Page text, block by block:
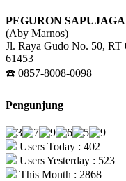
PEGURON
(Aby Marnos)
Jl. Raya Gudo No. 50, RT
61453
☎️ 0857-8008-0098
Pengunjung
Users Today : 402
Users Yesterday : 523
This Month : 2868